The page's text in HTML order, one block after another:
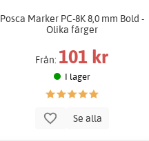
Posca Marker PC-8K 8,0 mm Bold -
Olika färger
Från: 101 kr
I lager
Se alla